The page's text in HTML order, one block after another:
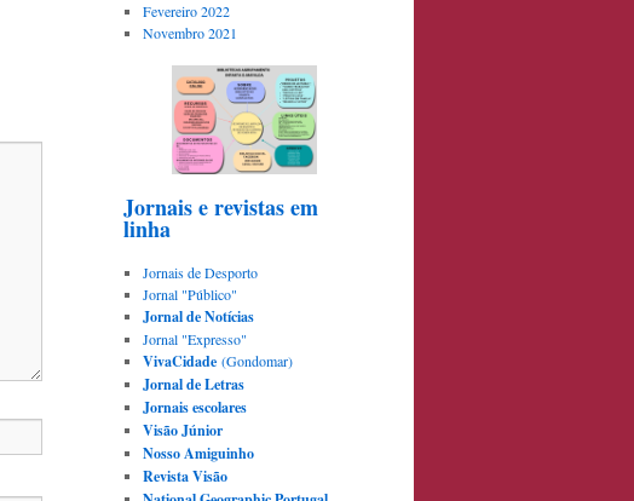
Fevereiro 2022
Novembro 2021
Jornais e revistas em
linha
Jornais de Desporto
Jornal "Público"
Jornal de Notícias
Jornal "Expresso"
VivaCidade(Gondomar)
Jornal de Letras
Jornais escolares
Visão Júnior
Nosso Amiguinho
Revista Visão